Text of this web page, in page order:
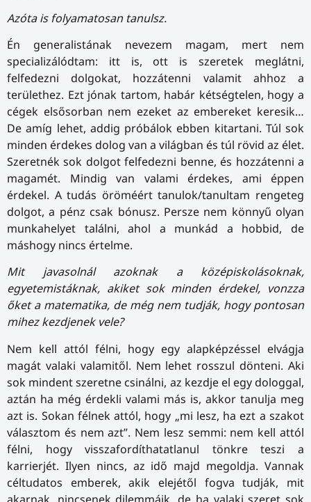
Azóta is folyamatosan tanulsz.
Én generalistának nevezem magam, mert nem
specializálódtam: itt is, ott is szeretek meglátni,
felfedezni dolgokat, hozzátenni valamit ahhoz a
területhez. Ezt jónak tartom, habár kétségtelen, hogy a
cégek elsősorban nem ezeket az embereket keresik…
De amíg lehet, addig próbálok ebben kitartani. Túl sok
minden érdekes dolog van a világban és túl rövid az élet.
Szeretnék sok dolgot felfedezni benne, és hozzátenni a
magamét. Mindig van valami érdekes, ami éppen
érdekel. A tudás öröméért tanulok/tanultam rengeteg
dolgot, a pénz csak bónusz. Persze nem könnyű olyan
munkahelyet találni, ahol a munkád a hobbid, de
máshogy nincs értelme.
Mit javasolnál azoknak a középiskolásoknak,
egyetemistáknak, akiket sok minden érdekel, vonzza
őket a matematika, de még nem tudják, hogy pontosan
mihez kezdjenek vele?
Nem kell attól félni, hogy egy alapképzéssel elvágja
magát valaki valamitől. Nem lehet rosszul dönteni. Aki
sok mindent szeretne csinálni, az kezdje el egy dologgal,
aztán ha még érdekli valami más is, akkor tanulja meg
azt is. Sokan félnek attól, hogy „mi lesz, ha ezt a szakot
választom és nem azt”. Nem lesz semmi: nem kell attól
félni, hogy visszafordíthatatlanul tönkre teszi a
karrierjét. Ilyen nincs, az idő majd megoldja. Vannak
céltudatos emberek, akik elejétől fogva tudják, mit